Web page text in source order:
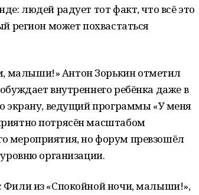
людей радует тот факт, что всё это
регион может похвастаться
малыши!» Антон Зорькин отметил
внутреннего ребёнка даже в
экрану, ведущий программы «У меня
потрясён масштабом
мероприятия, но форум превзошёл
организации.
Фили из «Спокойной ночи, малыши!»,